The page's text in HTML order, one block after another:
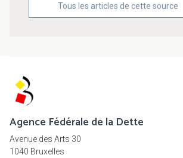
Tous les articles de cette source
Agence Fédérale de la Dette
Avenue des Arts 30
1040 Bruxelles